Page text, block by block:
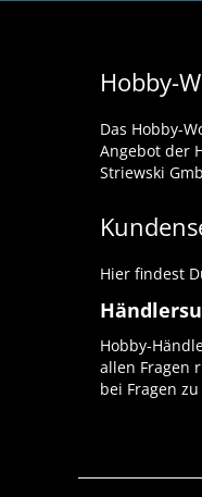
Hobby-
Das Hobby-
Angebot der
Striewski
Hier findest
Hobby-
allen Fragen
bei Fragen